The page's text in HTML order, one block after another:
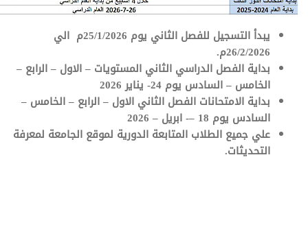
يبدأ التسجيل للفصل الثاني يوم 25/1/2026م الي
26/2/2026م.
بداية الفصل الدراسي الثاني المستويات – الاول – الرابع –
الخامس – السادس يوم 24- يناير 2026
بداية الامتحانات الفصل الثاني الاول – الرابع – الخامس –
السادس يوم 18 –- ابريل – 2026
علي جميع الطلاب المتابعة الدورية لموقع الجامعة لمعرفة
التحديثات.